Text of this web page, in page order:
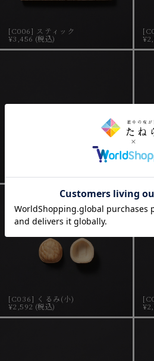
[C006] スティック
¥3,456 (税込)
[C036] くるみ(小)
¥2,592 (税込)